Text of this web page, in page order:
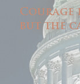
Courage
but the